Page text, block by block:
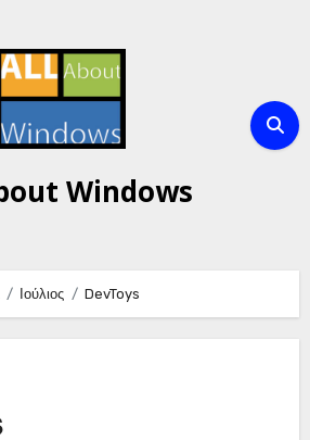
Windows
Ιούλιος DevToys